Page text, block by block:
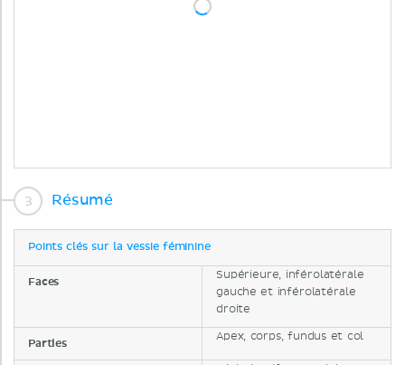
Résumé
Points clés sur la vessie féminine
Faces
Supérieure, inférolatérale
gauche et inférolatérale
droite
Parties
Apex, corps, fundus et col